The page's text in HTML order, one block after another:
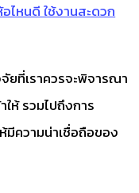
ไหนดี ใช้งานสะดวก
ยที่เราควรจะพิจารณา
ห้ รวมไปถึงการ
ความน่าเชื่อถือของ